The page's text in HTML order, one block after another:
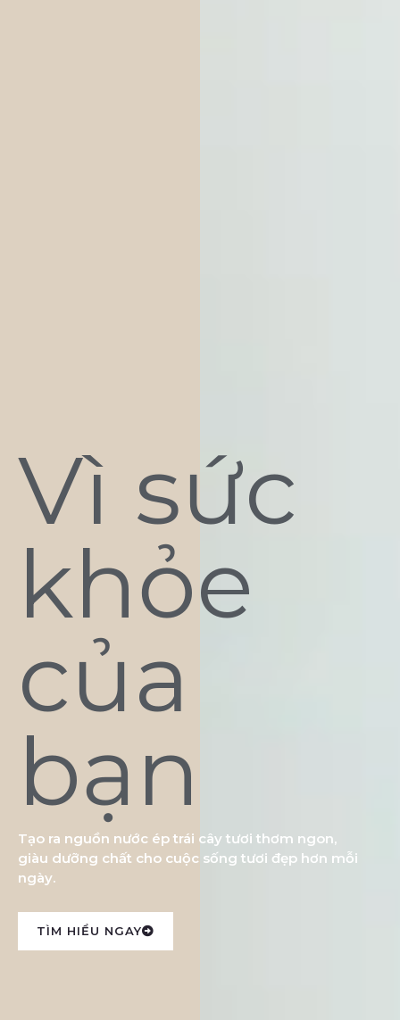
Vì sức
khỏe
của
bạn
Tạo ra nguồn nước ép trái cây tươi thơm ngon,
giàu dưỡng chất cho cuộc sống tươi đẹp hơn mỗi
ngày.
TÌM HIỂU NGAY